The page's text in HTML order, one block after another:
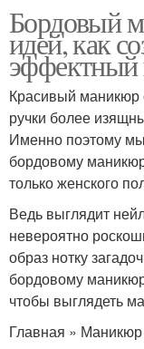
Бордовый
идей, как
эффектный
Красивый маникюр
ручки более
Именно поэтому
бордовому
только женского
Ведь выглядит
невероятно
образ нотку
бордовому
чтобы выглядеть
Главная »